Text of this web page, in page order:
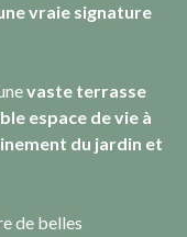
vraie signature
vaste terrasse
espace de vie à
du jardin et
de belles